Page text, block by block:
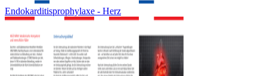
Endokarditisprophylaxe - Herz